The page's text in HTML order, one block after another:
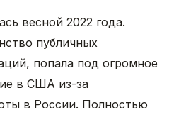
весной 2022 года.
публичных
попала под огромное
в США из-за
в России. Полностью